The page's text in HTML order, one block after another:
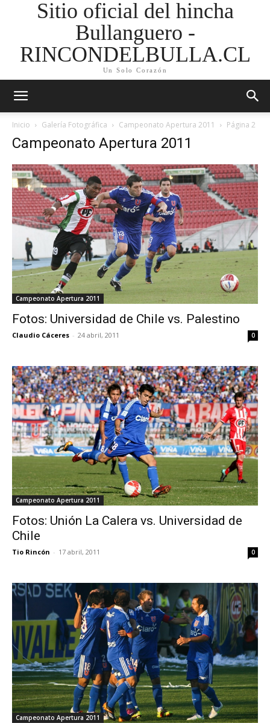
Sitio oficial del hincha
Bullanguero -
RINCONDELBULLA.CL
Un Solo Corazón
Inicio Galería Fotográfica Campeonato Apertura 2011 Página 2
Campeonato Apertura 2011
Campeonato Apertura 2011
Fotos: Universidad de Chile vs. Palestino
Claudio Cáceres - 24 abril, 2011 0
Campeonato Apertura 2011
Fotos: Unión La Calera vs. Universidad de
Chile
Tio Rincón - 17 abril, 2011 0
Campeonato Apertura 2011